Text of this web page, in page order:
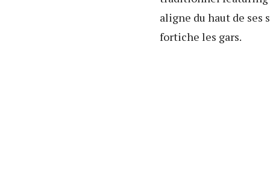
aligne du haut de ses
fortiche les gars.